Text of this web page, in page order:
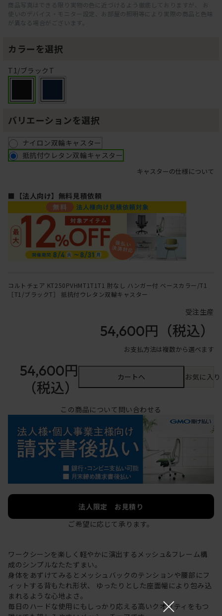
商品写真はできる限り実物の色に近づけるよう徹底しておりますが、 お
使いのデバイス・モニター設定、お部屋の照明等により実際の商品と色味
が異なる場合がございます。
カラーを選択
T1/ブラックT
バリエーションを選択
ナイロン双輪キャスター
抵抗付ウレタン双輪キャスター
キャスターの仕様について
■【法人向け】無料見積依頼
コルトチェア KT250PVHMT1T1T1 肘なし ハンガー付 ベースカラー/T1
［T1/ブラックT］ 抵抗付ウレタン双輪キャスター
受注生産
54,600円 （税込）
お支払方法は複数から選べます
54,600円
（税込）
カートへ お気に入
この商品について問い合わせる
法人限定 お見積り
ご希望に応じて承ります。
ワークシーンを楽しく軽やかに演出するメッシュ&フレーム構
成のシンプルなたたずまい。
身体をあずけてみるとメッシュバックのテンションや腰部にフ
ィットする背もたれ形状、 ゆったりとした座面幅により包み込
まれるような心地よさ。
毎日のハードな使用にもしっかり応える高いクオリティをもつ
×